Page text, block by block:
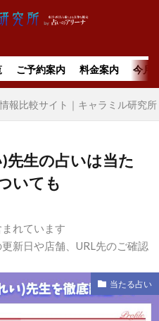
ご予約案内 料金案内 今月
報比較サイト｜キャラミル研究所
先生の占いは当た
いても
れています
新日や店舗、URL先のご確認
当たる占い